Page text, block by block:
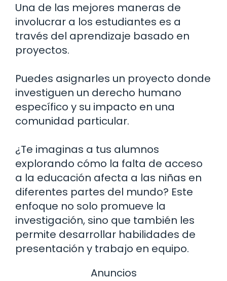
Una de las mejores maneras de
involucrar a los estudiantes es a
través del aprendizaje basado en
proyectos.
Puedes asignarles un proyecto donde
investiguen un derecho humano
específico y su impacto en una
comunidad particular.
¿Te imaginas a tus alumnos
explorando cómo la falta de acceso
a la educación afecta a las niñas en
diferentes partes del mundo? Este
enfoque no solo promueve la
investigación, sino que también les
permite desarrollar habilidades de
presentación y trabajo en equipo.
Anuncios